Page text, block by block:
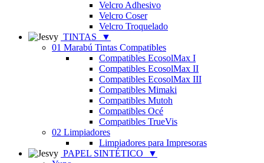
Velcro Adhesivo
Velcro Coser
Velcro Troquelado
TINTAS
▼
01 Marabú Tintas Compatibles
Compatibles EcosolMax I
Compatibles EcosolMax II
Compatibles EcosolMax III
Compatibles Mimaki
Compatibles Mutoh
Compatibles Océ
Compatibles TrueVis
02 Limpiadores
Limpiadores para Impresoras
PAPEL SINTÉTICO
▼